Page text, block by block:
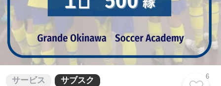
サービス サブスク 6